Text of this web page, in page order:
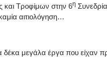
και Τροφίμων στην 6η
αιτιολόγηση…
μεγάλα έργα που είχαν